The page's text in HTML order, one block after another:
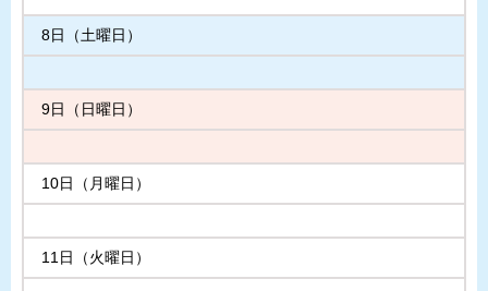
8日（土曜日）
9日（日曜日）
10日（月曜日）
11日（火曜日）